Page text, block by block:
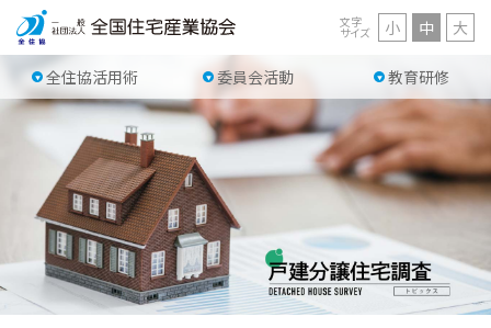
全住協活用術 委員会活動 教育研修
文字
サイズ 小 中 大